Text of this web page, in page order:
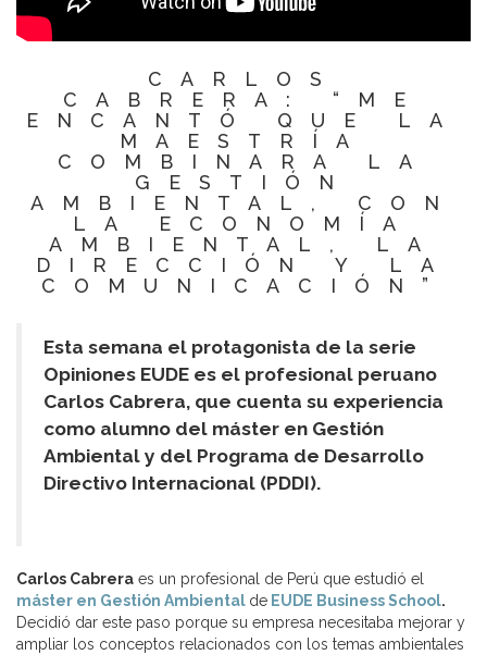
CARLOS
CABRERA: “ME
ENCANTÓ QUE LA
MAESTRÍA
COMBINARA LA
GESTIÓN
AMBIENTAL, CON
LA ECONOMÍA
AMBIENTAL, LA
DIRECCIÓN Y LA
COMUNICACIÓN”
Esta semana el protagonista de la serie
Opiniones EUDE es el profesional peruano
Carlos Cabrera, que cuenta su experiencia
como alumno del máster en Gestión
Ambiental y del Programa de Desarrollo
Directivo Internacional (PDDI).
Carlos Cabrera es un profesional de Perú que estudió el
máster en Gestión Ambiental de EUDE Business School.
Decidió dar este paso porque su empresa necesitaba mejorar y
ampliar los conceptos relacionados con los temas ambientales